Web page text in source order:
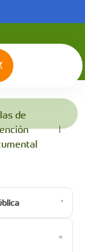
de